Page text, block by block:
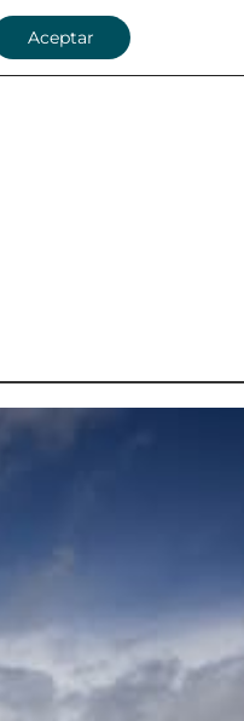
Aceptar